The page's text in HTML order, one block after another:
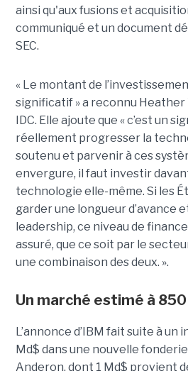
ainsi qu'aux fusions et
communiqué et un document
SEC.
« Le montant de
significatif » a reconnu Heather
IDC. Elle ajoute que « c’est un
réellement progresser la
soutenu et parvenir à ces
envergure, il faut investir
technologie elle-même. Si les
garder une longueur d’avance
leadership, ce niveau de
assuré, que ce soit par le
une combinaison des deux. ».
Un marché estimé à
L’annonce d’IBM fait suite à un
Md$ dans une nouvelle
Anderon, dont 1 Md$ provient